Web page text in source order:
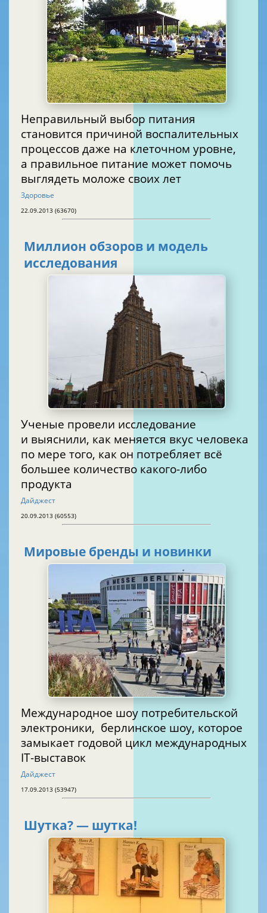
Неправильный выбор питания
становится причиной воспалительных
процессов даже на клеточном уровне,
а правильное питание может помочь
выглядеть моложе своих лет
Здоровье
22.09.2013 (63670)
Миллион обзоров и модель
исследования
Ученые провели исследование
и выяснили, как меняется вкус человека
по мере того, как он потребляет всё
большее количество какого-либо
продукта
Дайджест
20.09.2013 (60553)
Мировые бренды и новинки
Международное шоу потребительской
электроники, берлинское шоу, которое
замыкает годовой цикл международных
IT-выставок
Дайджест
17.09.2013 (53947)
Шутка? — шутка!